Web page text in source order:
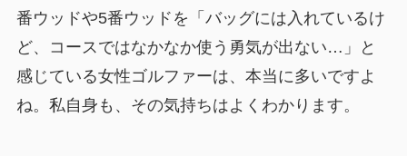
番ウッドや5番ウッドを「バッグには入れているけ
ど、コースではなかなか使う勇気が出ない…」と
感じている女性ゴルファーは、本当に多いですよ
ね。私自身も、その気持ちはよくわかります。